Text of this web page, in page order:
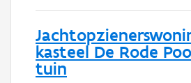
kasteel De Rode
tuin